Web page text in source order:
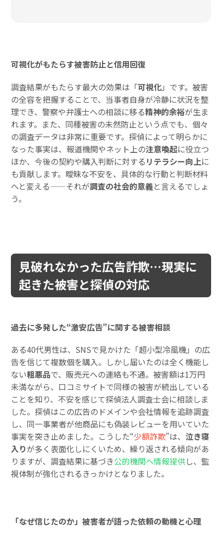
可視化がもたらす被害防止と信用回復
調査結果がもたらす最大の効果は「可視化」です。被害
の全容を把握することで、当事者自身が冷静に状況を整
理でき、警察や弁護士への相談に移る精神的余裕が生ま
れます。また、同種被害の未然防止という点でも、個々
の調査データは非常に重要です。探偵によって明らかに
なった事実は、報道機関やネット上の注意喚起に役立つ
ほか、今後の契約や購入判断に対する リテラシー向上に
も貢献します。曖昧な不安を、具体的な行動と判断材料
へと変える——それが調査の社会的意義と言えるでしょ
う。
見破れなかった広告詐欺…現実に
起きた被害と探偵の対応
過去に多発した“激安広告”に関する被害相談
ある40代男性は、SNSで見かけた「超小型冷風機」の広
告を信じて複数個を購入。しかし届いたのは全く機能し
ない粗悪品で、販売元への連絡も不通。被害額は1万円
未満ながら、口コミサイトで同様の被害が続出している
ことを知り、不安を感じて探偵法人調査士会に相談しま
した。探偵はこの広告のドメインや会社情報を追跡調査
し、同一事業者が他商品にも偽装レビューを用いていた
事実を突き止めました。こうした“少額詐欺”は、 泣き寝
入りが多く表面化しにくいため、繰り返される傾向があ
りますが、調査結果に基づき公的機関へ情報提供し、監
視体制が強化されるきっかけとなりました。
「なぜ信じたのか」被害者が語った依頼の動機と心理